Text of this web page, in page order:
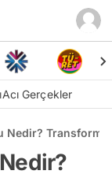
Acı Gerçekler
Nedir?